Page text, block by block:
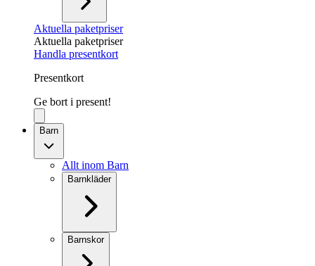
Aktuella paketpriser
Aktuella paketpriser
Handla presentkort
Presentkort
Ge bort i present!
Barn
Allt inom Barn
Barnkläder
Barnskor